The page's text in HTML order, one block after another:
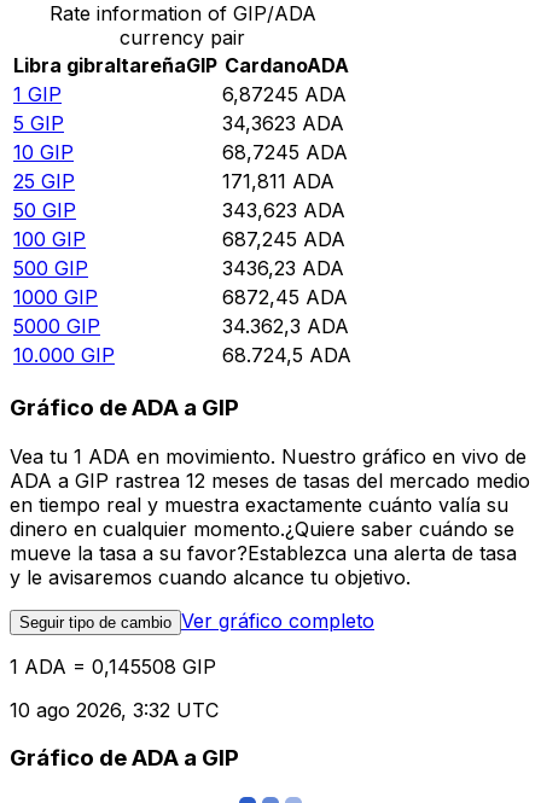
Rate information of GIP/ADA
currency pair
Libra gibraltareñaGIP CardanoADA
1 GIP 6,87245 ADA
5 GIP 34,3623 ADA
10 GIP 68,7245 ADA
25 GIP 171,811 ADA
50 GIP 343,623 ADA
100 GIP 687,245 ADA
500 GIP 3436,23 ADA
1000 GIP 6872,45 ADA
5000 GIP 34.362,3 ADA
10.000 GIP 68.724,5 ADA
Gráfico de ADA a GIP
Vea tu 1 ADA en movimiento. Nuestro gráfico en vivo de
ADA a GIP rastrea 12 meses de tasas del mercado medio
en tiempo real y muestra exactamente cuánto valía su
dinero en cualquier momento.¿Quiere saber cuándo se
mueve la tasa a su favor?Establezca una alerta de tasa
y le avisaremos cuando alcance tu objetivo.
Seguir tipo de cambio Ver gráfico completo
1 ADA = 0,145508 GIP
10 ago 2026, 3:32 UTC
Gráfico de ADA a GIP